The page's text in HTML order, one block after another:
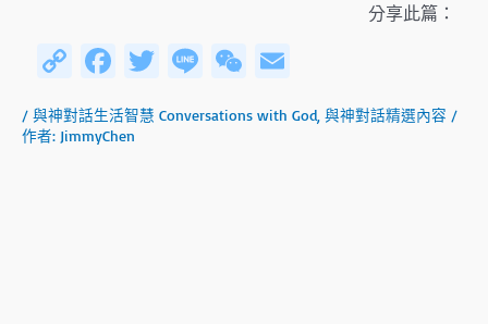
分享此篇：
C
py
Fa
b
T
tt
Li
e
W
C
ail
/ 與神對話生活智慧 Conversations with God 與神對話精選內容 /
作者: JimmyChen